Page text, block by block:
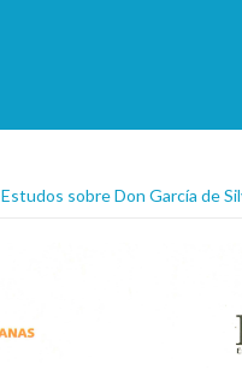
Estudos sobre Don García de